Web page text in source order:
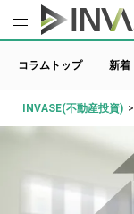
コラムトップ 新着
INVASE(不動産投資) >